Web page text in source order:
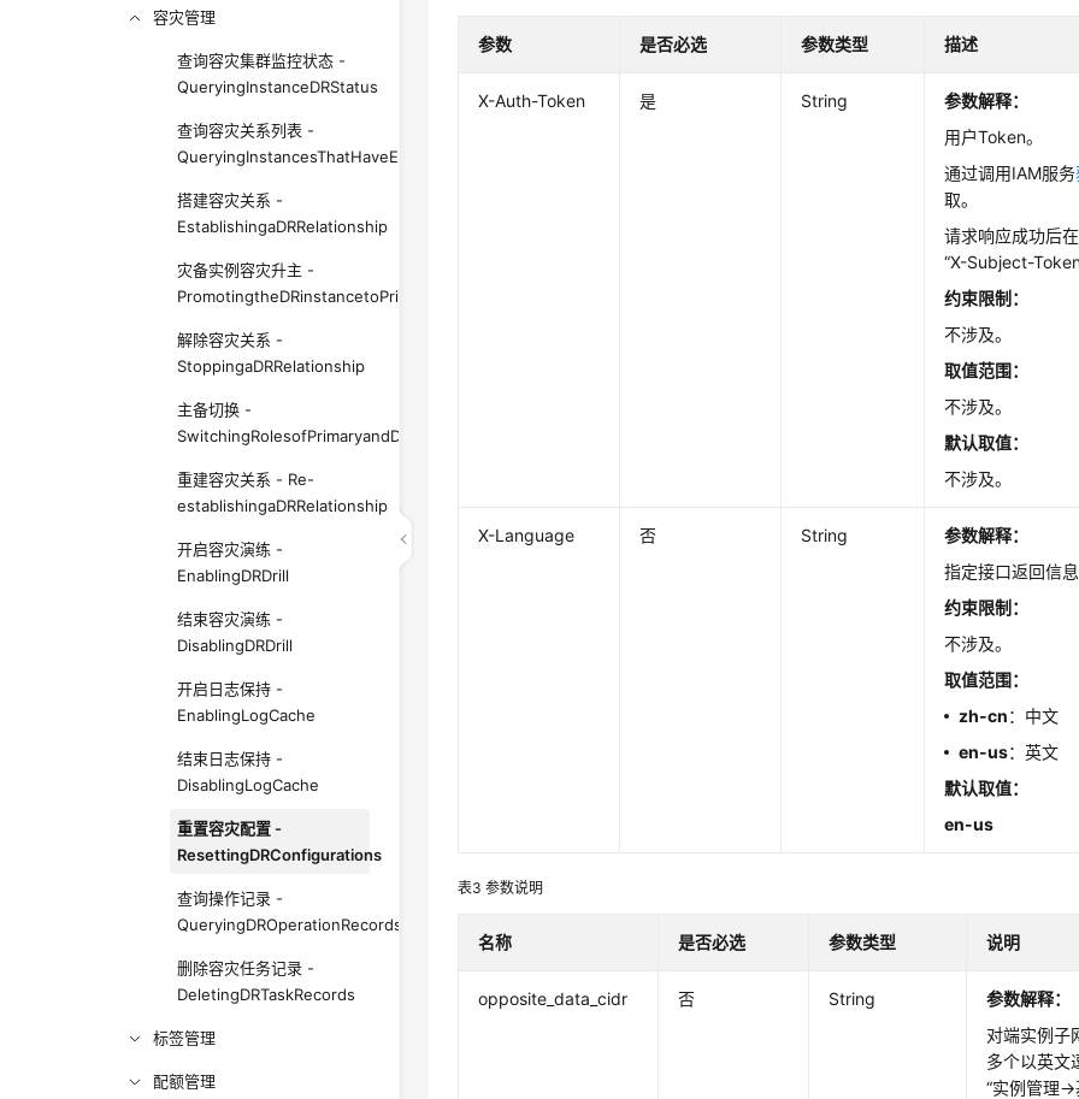
容灾管理
查询容灾集群监控状态 -
QueryingInstanceDRStatus
查询容灾关系列表 -
QueryingInstancesThatHaveEstablishedaDRRelationship
搭建容灾关系 -
EstablishingaDRRelationship
灾备实例容灾升主 -
PromotingtheDRinstancetoPrimary
解除容灾关系 -
StoppingaDRRelationship
主备切换 -
SwitchingRolesofPrimaryandDRInstances
重建容灾关系 - Re-
establishingaDRRelationship
开启容灾演练 -
EnablingDRDrill
结束容灾演练 -
DisablingDRDrill
开启日志保持 -
EnablingLogCache
结束日志保持 -
DisablingLogCache
重置容灾配置 -
ResettingDRConfigurations
查询操作记录 -
QueryingDROperationRecords
删除容灾任务记录 -
DeletingDRTaskRecords
标签管理
配额管理
参数 是否必选 参数类型 描述
X-Auth-Token 是 String
参数解释：
用户Token。
通过调用IAM服务
取。
请求响应成功后
“X-Subject-
约束限制：
不涉及。
取值范围：
不涉及。
默认取值：
不涉及。
X-Language 否 String
参数解释：
指定接口返回信息
约束限制：
不涉及。
取值范围：
zh-cn：中文
en-us：英文
默认取值：
en-us
表3参数说明
名称 是否必选 参数类型 说明
opposite_data_cidr 否 String
参数解释：
对端实例子
多个以英文
“实例管理-